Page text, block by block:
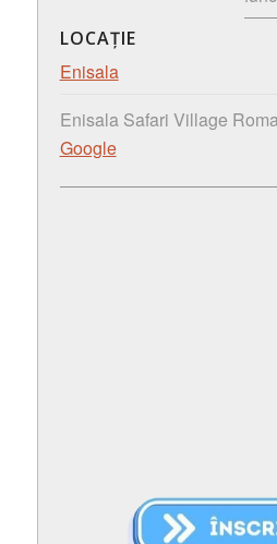
LOCAȚIE
Enisala
Enisala Safari Village
Google